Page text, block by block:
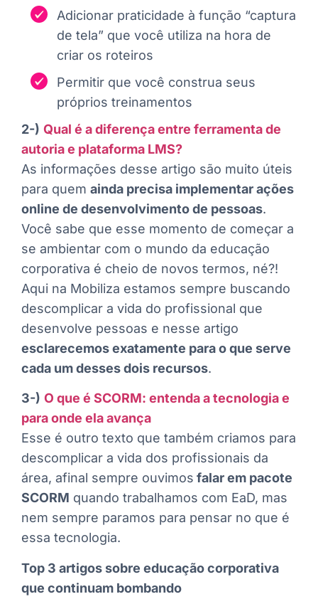
Adicionar praticidade à função “captura
de tela” que você utiliza na hora de
criar os roteiros
Permitir que você construa seus
próprios treinamentos
2-) Qual é a diferença entre ferramenta de
autoria e plataforma LMS?
As informações desse artigo são muito úteis
para quem ainda precisa implementar ações
online de desenvolvimento de pessoas.
Você sabe que esse momento de começar a
se ambientar com o mundo da educação
corporativa é cheio de novos termos, né?!
Aqui na Mobiliza estamos sempre buscando
descomplicar a vida do profissional que
desenvolve pessoas e nesse artigo
esclarecemos exatamente para o que serve
cada um desses dois recursos.
3-) O que é SCORM: entenda a tecnologia e
para onde ela avança
Esse é outro texto que também criamos para
descomplicar a vida dos profissionais da
área, afinal sempre ouvimos falar em pacote
SCORM quando trabalhamos com EaD, mas
nem sempre paramos para pensar no que é
essa tecnologia.
Top 3 artigos sobre educação corporativa
que continuam bombando